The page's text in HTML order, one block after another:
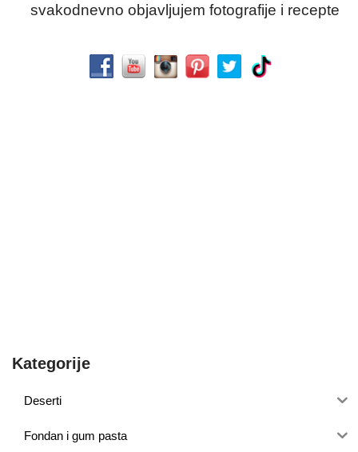
svakodnevno objavljujem fotografije i recepte
Kategorije
Deserti
Fondan i gum pasta